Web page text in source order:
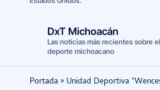
DxT Michoacán
Las noticias más recientes sobre el
deporte michoacano
Portada » Unidad Deportiva